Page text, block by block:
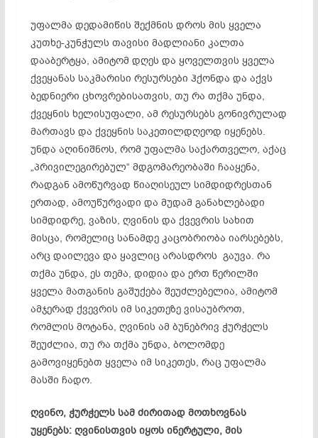
უფალმა დედამიწის შექმნის დროს მის ყველა
კუთხე-კუნჭულს თავისი მადლიანი კალთა
დააბერტყა, ამიტომ დღეს და ყოველთვის ყველა
ქვეყანას საკმარისი რესურსები ჰქონდა და აქვს
ბედნიერი ცხოვრებისათვის, თუ რა თქმა უნდა,
ქვეყნის ხელისუფალი, ამ რესურსებს გონივრულად
მართავს და ქვეყნის საკეთილდღეოდ იყენებს.
უნდა აღინიშნოს, რომ უფალმა საქართველო, აქაც
„პრივილეგირებულ“ მდგომარეობაში ჩააყენა,
რადგან ამოწურვად წიაღისეულ სიმდიდრესთან
ერთად, ამოუწურვადი და მუდამ განახლებადი
სიმდიდრე, ვაზის, ღვინის და ქვევრის სახით
მისცა, რომელიც სანამდე კაცობრიობა იარსებებს,
არც დაილევა და ყავლიცარასდროს გაუვა. რა
თქმა უნდა, ეს თემა, დიდია და ერთ წერილში
ყველა მათგანის გაშუქება შეუძლებელია, ამიტომ
ამჯერად ქვევრის იმ სიკეთეზე ვისაუბროთ,
რომლის მოტანა, ღვინის ამ ბუნებრივ ჭურჭელს
შეუძლია, თუ რა თქმა უნდა, ბოლომდე
გამოვიყენებთ ყველა იმ სიკეთეს, რაც უფალმა
მასში ჩადო.
ღვინო, ჭურჭელს სამ ძირითად მოთხოვნას
უყენებს: ღვინისთვის იყოს ინერტული, მის